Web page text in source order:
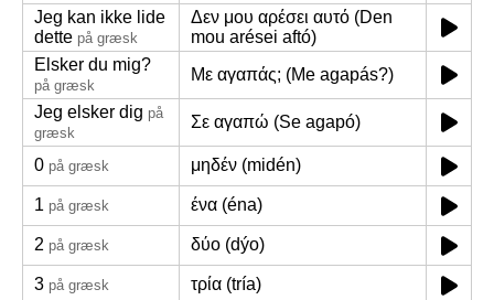
Jeg kan ikke lide
dette på græsk
Δεν μου αρέσει αυτό (Den
mou arései aftó)
Elsker du mig?
på græsk
Με αγαπάς; (Me agapás?)
Jeg elsker dig på
græsk
Σε αγαπώ (Se agapó)
0 på græsk μηδέν (midén)
1 på græsk ένα (éna)
2 på græsk δύο (dýo)
3 på græsk τρία (tría)